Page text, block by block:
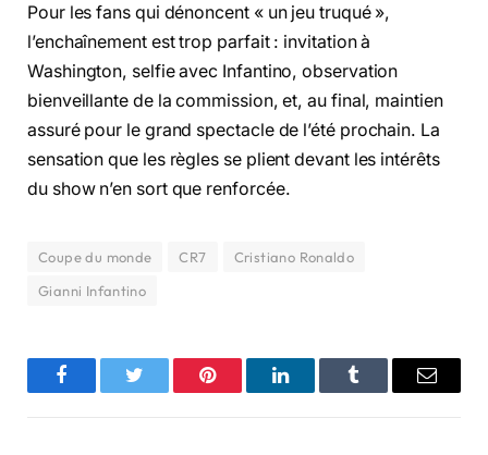
Pour les fans qui dénoncent « un jeu truqué »,
l’enchaînement est trop parfait : invitation à
Washington, selfie avec Infantino, observation
bienveillante de la commission, et, au final, maintien
assuré pour le grand spectacle de l’été prochain. La
sensation que les règles se plient devant les intérêts
du show n’en sort que renforcée.
Coupe du monde CR7
Cristiano Ronaldo
Gianni Infantino
FacebookTwitter Pinterest LinkedInTumblr Email